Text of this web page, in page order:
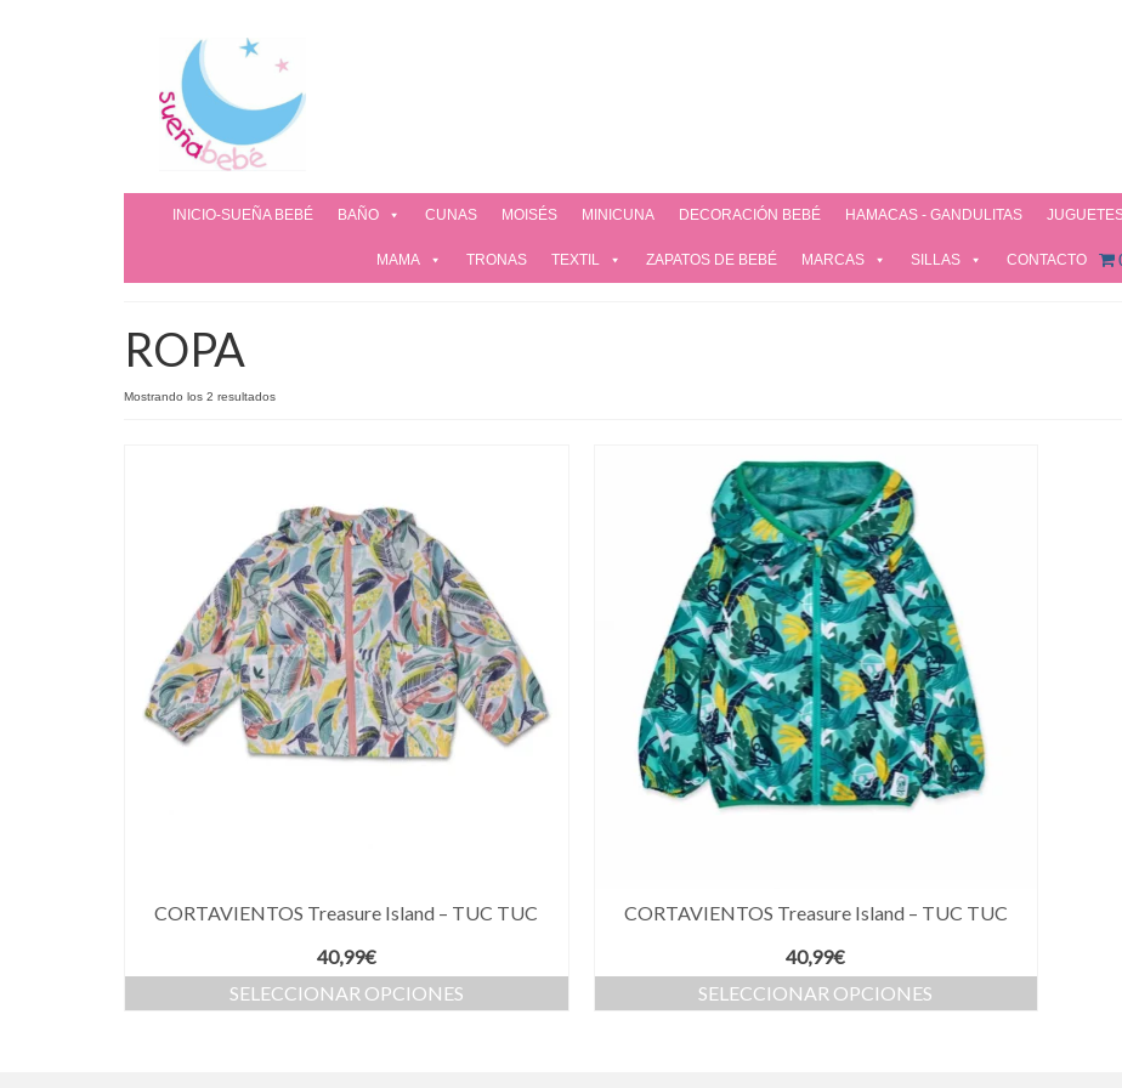
INICIO-SUEÑA BEBÉ BAÑO CUNAS MOISÉS MINICUNA DECORACIÓN BEBÉ HAMACAS - GANDULITAS
MAMA TRONAS TEXTIL ZAPATOS DE BEBÉ MARCAS SILLAS CONTACTO
ROPA
Mostrando los 2 resultados
CORTAVIENTOS Treasure Island – TUC TUC
40,99€
SELECCIONAR OPCIONES
CORTAVIENTOS Treasure Island – TUC TUC
40,99€
SELECCIONAR OPCIONES